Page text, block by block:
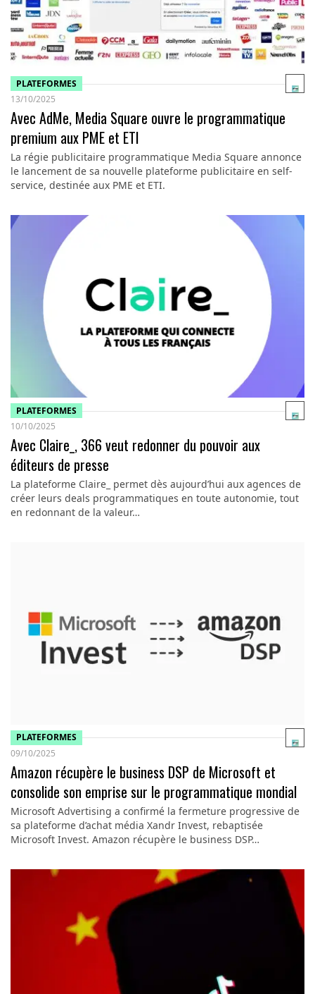
PLATEFORMES
13/10/2025
Avec AdMe, Media Square ouvre le programmatique
premium aux PME et ETI
La régie publicitaire programmatique Media Square annonce
le lancement de sa nouvelle plateforme publicitaire en self-
service, destinée aux PME et ETI.
PLATEFORMES
10/10/2025
Avec Claire_, 366 veut redonner du pouvoir aux
éditeurs de presse
La plateforme Claire_ permet dès aujourd’hui aux agences de
créer leurs deals programmatiques en toute autonomie, tout
en redonnant de la valeur…
PLATEFORMES
09/10/2025
Amazon récupère le business DSP de Microsoft et
consolide son emprise sur le programmatique mondial
Microsoft Advertising a confirmé la fermeture progressive de
sa plateforme d’achat média Xandr Invest, rebaptisée
Microsoft Invest. Amazon récupère le business DSP…